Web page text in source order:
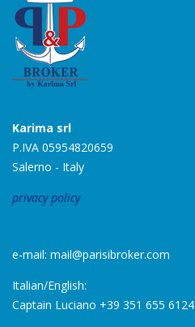
Karima srl
P.IVA 05954820659
Salerno - Italy
privacy policy
e-mail: mail@parisibroker.com
Italian/English:
Captain Luciano +39 351 655 6124